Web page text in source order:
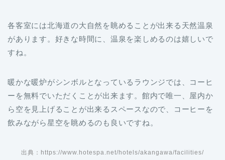
各客室には北海道の大自然を眺めることが出来る天然温泉
があります。好きな時間に、温泉を楽しめるのは嬉しいで
すね。
暖かな暖炉がシンボルとなっているラウンジでは、コーヒ
ーを無料でいただくことが出来ます。館内で唯一、屋内か
ら空を見上げることが出来るスペースなので、コーヒーを
飲みながら星空を眺めるのも良いですね。
出典：https://www.hotespa.net/hotels/akangawa/facilities/